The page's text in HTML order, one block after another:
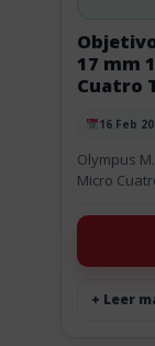
Publicado
16 Feb
17 mm
Olympus
Micro
tienes una
+ Leer